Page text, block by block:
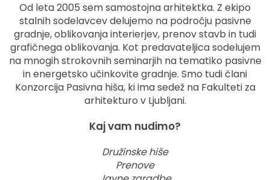
Od leta 2005 sem samostojna arhitektka. Z ekipo
stalnih sodelavcev delujemo na področju pasivne
gradnje, oblikovanja interierjev, prenov stavb in tudi
grafičnega oblikovanja. Kot predavateljica sodelujem
na mnogih strokovnih seminarjih na tematiko pasivne
in energetsko učinkovite gradnje. Smo tudi člani
Konzorcija Pasivna hiša, ki ima sedež na Fakulteti za
arhitekturo v Ljubljani.
Kaj vam nudimo?
Družinske hiše
Prenove